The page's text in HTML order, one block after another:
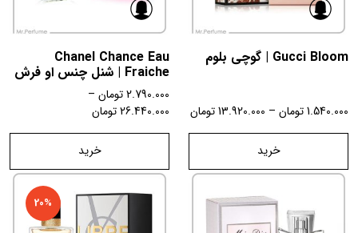
Gucci Bloom | گوچی بلوم
1.540.000تومان –
13.920.000تومان
خرید
Chanel Chance Eau
Fraiche | شنل چنس او فرش
2.790.000تومان –
26.440.000تومان
خرید
20%